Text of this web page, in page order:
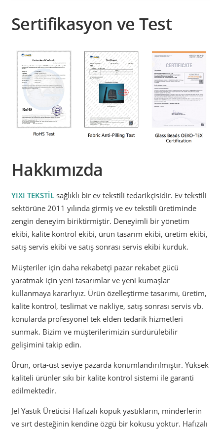
Sertifikasyon ve Test
Hakkımızda
YIXI TEKSTİLsağlıklı bir ev tekstili tedarikçisidir. Ev tekstili
sektörüne 2011 yılında girmiş ve ev tekstili üretiminde
zengin deneyim biriktirmiştir. Deneyimli bir yönetim
ekibi, kalite kontrol ekibi, ürün tasarım ekibi, üretim ekibi,
satış servis ekibi ve satış sonrası servis ekibi kurduk.
Müşteriler için daha rekabetçi pazar rekabet gücü
yaratmak için yeni tasarımlar ve yeni kumaşlar
kullanmaya kararlıyız. Ürün özelleştirme tasarımı, üretim,
kalite kontrol, teslimat ve nakliye, satış sonrası servis vb.
konularda profesyonel tek elden tedarik hizmetleri
sunmak. Bizim ve müşterilerimizin sürdürülebilir
gelişimini takip edin.
Ürün, orta-üst seviye pazarda konumlandırılmıştır. Yüksek
kaliteli ürünler sıkı bir kalite kontrol sistemi ile garanti
edilmektedir.
Jel Yastık Üreticisi Hafızalı köpük yastıkların, minderlerin
ve sırt desteğinin kendine özgü bir kokusu yoktur. Hafızalı